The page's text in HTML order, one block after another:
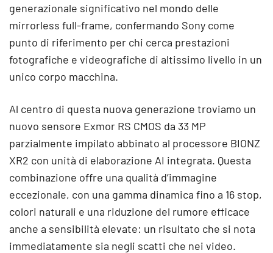
generazionale significativo nel mondo delle
mirrorless full-frame, confermando Sony come
punto di riferimento per chi cerca prestazioni
fotografiche e videografiche di altissimo livello in un
unico corpo macchina.
Al centro di questa nuova generazione troviamo un
nuovo sensore Exmor RS CMOS da 33 MP
parzialmente impilato abbinato al processore BIONZ
XR2 con unità di elaborazione AI integrata. Questa
combinazione offre una qualità d’immagine
eccezionale, con una gamma dinamica fino a 16 stop,
colori naturali e una riduzione del rumore efficace
anche a sensibilità elevate: un risultato che si nota
immediatamente sia negli scatti che nei video.